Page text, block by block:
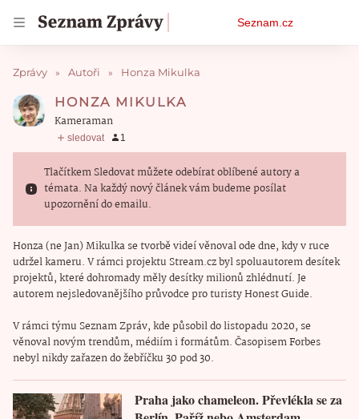
menu
Seznam.cz
Zprávy Autoři Honza Mikulka
HONZA MIKULKA
kameraman
Tlačítkem Sledovat můžete odebírat oblíbené autory a
témata. Na každý nový článek vám budeme posílat
upozornění do emailu.
Honza (ne Jan) Mikulka se tvorbě videí věnoval ode dne, kdy v ruce
udržel kameru. V rámci projektu Stream.cz byl spoluautorem desítek
projektů, které dohromady měly desítky milionů zhlédnutí. Je
autorem nejsledovanějšího průvodce pro turisty Honest Guide.
V rámci týmu Seznam Zpráv, kde působil do listopadu 2020, se
věnoval novým trendům, médiím i formátům. Časopisem Forbes
nebyl nikdy zařazen do žebříčku 30 pod 30.
Praha jako chameleon. Převlékla se za